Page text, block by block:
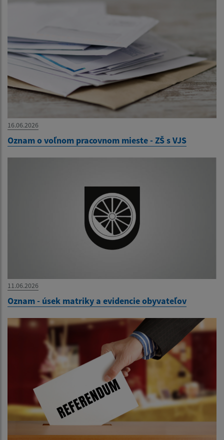
16.06.2026
Oznam o voľnom pracovnom mieste - ZŠ s VJS
11.06.2026
Oznam - úsek matriky a evidencie obyvateľov